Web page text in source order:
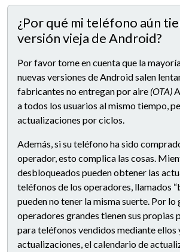
¿Por qué mi teléfono aún
versión vieja de Android?
Por favor tome en cuenta que la
nuevas versiones de Android salen
fabricantes no entregan por aire (OTA)
a todos los usuarios al mismo tiempo,
actualizaciones por ciclos.
Además, si su teléfono ha sido
operador, esto complica las cosas.
desbloqueados pueden obtener las
teléfonos de los operadores, llamados
pueden no tener la misma suerte. Por lo
operadores grandes tienen sus propias
para teléfonos vendidos mediante ellos
actualizaciones, el calendario de